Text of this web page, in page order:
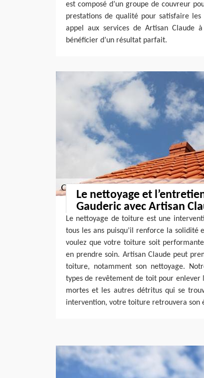
est composé d’un groupe de couvreur
prestations de qualité pour satisfaire
appel aux services de Artisan Claude
bénéficier d’un résultat parfait.
Le nettoyage et
Gauderic avec Artisan
Le nettoyage de toiture est une
tous les ans puisqu’il renforce la solidité
voulez que votre toiture soit
en prendre soin. Artisan Claude peut
toiture, notamment son nettoyage.
types de revêtement de toit pour enlever
mortes et les autres détritus qui se
intervention, votre toiture retrouvera son